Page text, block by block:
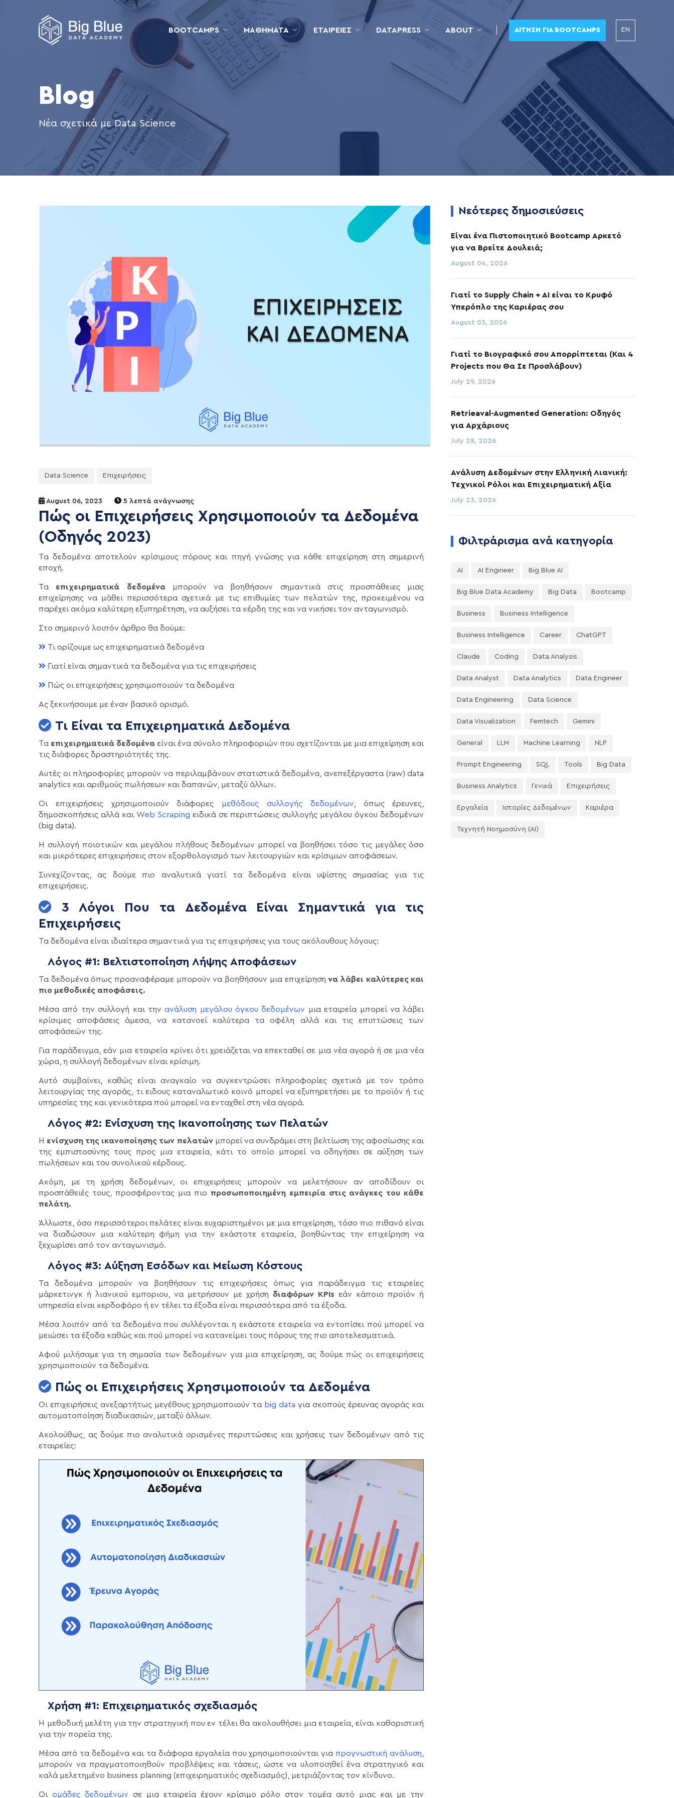
BOOTCAMPS ΜΑΘΉΜΑΤΑ ΕΤΑΙΡΕΊΕΣ DATAPRESS ABOUT ΑΊΤΗΣΗ ΓΙΑ BOOTCAMPS EN
Blog
Νέα σχετικά με Data Science
Data Science Επιχειρήσεις
August 06, 2023 5 λεπτά ανάγνωσης
Πώς οι Επιχειρήσεις Χρησιμοποιούν τα Δεδομένα
(Οδηγός 2023)
Τα δεδομένα αποτελούν κρίσιμους πόρους και πηγή γνώσης για κάθε επιχείρηση στη σημερινή
εποχή.
Τα επιχειρηματικά δεδομέναμπορούν να βοηθήσουν σημαντικά στις προσπάθειες μιας
επιχείρησης να μάθει περισσότερα σχετικά με τις επιθυμίες των πελατών της, προκειμένου να
παρέχει ακόμα καλύτερη εξυπηρέτηση, να αυξήσει τα κέρδη της και να νικήσει τον ανταγωνισμό.
Στο σημερινό λοιπόν άρθρο θα δούμε:
Τι ορίζουμε ως επιχειρηματικά δεδομένα
Γιατί είναι σημαντικά τα δεδομένα για τις επιχειρήσεις
Πώς οι επιχειρήσεις χρησιμοποιούν τα δεδομένα
Ας ξεκινήσουμε με έναν βασικό ορισμό.
Τι Είναι τα Επιχειρηματικά Δεδομένα
Τα επιχειρηματικά δεδομένα είναι ένα σύνολο πληροφοριών που σχετίζονται με μια επιχείρηση και
τις διάφορες δραστηριότητές της.
Αυτές οι πληροφορίες μπορούν να περιλαμβάνουν στατιστικά δεδομένα, ανεπεξέργαστα (raw) data
analytics και αριθμούς πωλήσεων και δαπανών, μεταξύ άλλων.
Οι επιχειρήσεις χρησιμοποιούν διάφορες μεθόδους συλλογής δεδομένων, όπως έρευνες,
δημοσκοπήσεις αλλά και Web Scraping ειδικά σε περιπτώσεις συλλογής μεγάλου όγκου δεδομένων
(big data).
Η συλλογή ποιοτικών και μεγάλου πλήθους δεδομένων μπορεί να βοηθήσει τόσο τις μεγάλες όσο
και μικρότερες επιχειρήσεις στον εξορθολογισμό των λειτουργιών και κρίσιμων αποφάσεων.
Συνεχίζοντας, ας δούμε πιο αναλυτικά γιατί τα δεδομένα είναι υψίστης σημασίας για τις
επιχειρήσεις.
3 Λόγοι Που τα Δεδομένα Είναι Σημαντικά για τις
Επιχειρήσεις
Τα δεδομένα είναι ιδιαίτερα σημαντικά για τις επιχειρήσεις για τους ακόλουθους λόγους:
Λόγος #1: Βελτιστοποίηση Λήψης Αποφάσεων
Τα δεδομένα όπως προαναφέραμε μπορούν να βοηθήσουν μια επιχείρησηνα λάβει καλύτερες και
πιο μεθοδικές αποφάσεις.
Μέσα από την συλλογή και τηνανάλυση μεγάλου όγκου δεδομένων μια εταιρεία μπορεί να λάβει
κρίσιμες αποφάσεις άμεσα, να κατανοεί καλύτερα τα οφέλη αλλά και τις επιπτώσεις των
αποφάσεών της.
Για παράδειγμα, εάν μια εταιρεία κρίνει ότι χρειάζεται να επεκταθεί σε μια νέα αγορά ή σε μια νέα
χώρα, η συλλογή δεδομένων είναι κρίσιμη.
Αυτό συμβαίνει, καθώς είναι αναγκαίο να συγκεντρώσει πληροφορίες σχετικά με τον τρόπο
λειτουργίας της αγοράς, τι ειδους καταναλωτικό κοινό μπορεί να εξυπηρετήσει με το προϊόν ή τις
υπηρεσίες της και γενικότερα πού μπορεί να ενταχθεί στη νέα αγορά.
Λόγος #2: Ενίσχυση της Ικανοποίησης των Πελατών
Η ενίσχυση της ικανοποίησης των πελατώνμπορεί να συνδράμει στη βελτίωση της αφοσίωσης και
της εμπιστοσύνης τους προς μια εταιρεία, κάτι το οποίο μπορεί να οδηγήσει σε αύξηση των
πωλήσεων και του συνολικού κέρδους.
Ακόμη, με τη χρήση δεδομένων, οι επιχειρήσεις μπορούν να μελετήσουν αν αποδίδουν οι
προσπάθειές τους, προσφέροντας μια πιο προσωποποιημένη εμπειρία στις ανάγκες του κάθε
πελάτη.
Άλλωστε, όσο περισσότεροι πελάτες είναι ευχαριστημένοι με μια επιχείρηση, τόσο πιο πιθανό είναι
να διαδώσουν μια καλύτερη φήμη για την εκάστοτε εταιρεία, βοηθώντας την επιχείρηση να
ξεχωρίσει από τον ανταγωνισμό.
Λόγος #3: Αύξηση Εσόδων και Μείωση Κόστους
Τα δεδομένα μπορούν να βοηθήσουν τις επιχειρήσεις όπως για παράδειγμα τις εταιρείες
μάρκετινγκ ή λιανικού εμποριου, να μετρήσουν με χρήση διαφόρων KPIs εάν κάποιο προϊόν ή
υπηρεσία είναι κερδοφόρο ή εν τέλει τα έξοδα είναι περισσότερα από τα έξοδα.
Μέσα λοιπόν από τα δεδομένα που συλλέγονται η εκάστοτε εταιρεία να εντοπίσει πού μπορεί να
μειώσει τα έξοδα καθώς και πού μπορεί να κατανείμει τους πόρους της πιο αποτελεσματικά.
Αφού μιλήσαμε για τη σημασία των δεδομένων για μια επιχείρηση, ας δούμε πώς οι επιχειρήσεις
χρησιμοποιούν τα δεδομένα.
Πώς οι Επιχειρήσεις Χρησιμοποιούν τα Δεδομένα
Οι επιχειρήσεις ανεξαρτήτως μεγέθους χρησιμοποιούν τα big data για σκοπούς έρευνας αγοράς και
αυτοματοποίηση διαδικασιών, μεταξύ άλλων.
Ακολούθως, ας δούμε πιο αναλυτικά ορισμένες περιπτώσεις και χρήσεις των δεδομένων από τις
εταιρείες:
Χρήση #1: Επιχειρηματικός σχεδιασμός
Η μεθοδική μελέτη για την στρατηγική που εν τέλει θα ακολουθήσει μια εταιρεία, είναι καθοριστική
για την πορεία της.
Μέσα από τα δεδομένα και τα διάφορα εργαλεία που χρησιμοποιούνται για προγνωστική ανάλυση,
μπορούν να πραγματοποιηθούν προβλέψεις και τάσεις, ώστε να υλοποιηθεί ένα στρατηγικό και
καλά μελετημένο business planning (επιχειρηματικός σχεδιασμός), μετριάζοντας τον κίνδυνο.
Οιομάδες δεδομένων σε μια εταιρεία έχουν κρίσιμο ρόλο στον τομέα αυτό μιας και με την
Νεότερες δημοσιεύσεις
Είναι ένα Πιστοποιητικό Bootcamp Αρκετό
για να Βρείτε Δουλειά;
August 04, 2026
Γιατί το Supply Chain + AI είναι το Κρυφό
Υπερόπλο της Καριέρας σου
August 03, 2026
Γιατί το Βιογραφικό σου Απορρίπτεται (Και 4
Projects που Θα Σε Προσλάβουν)
July 29, 2026
Retrieaval-Augmented Generation: Οδηγός
για Αρχάριους
July 28, 2026
Ανάλυση Δεδομένων στην Ελληνική Λιανική:
Τεχνικοί Ρόλοι και Επιχειρηματική Αξία
July 23, 2026
Φιλτράρισμα ανά κατηγορία
AI AI Engineer Big Blue AI
Big Blue Data Academy Big Data Bootcamp
Business Business Intelligence
Business Intelligence Career ChatGPT
Claude Coding Data Analysis
Data Analyst Data Analytics Data Engineer
Data Engineering Data Science
Data Visualization Femtech Gemini
General LLM Machine Learning NLP
Prompt Engineering SQL Tools Big Data
Business Analytics Γενικά Επιχειρήσεις
Εργαλεία Ιστορίες Δεδομένων Καριέρα
Τεχνητή Νοημοσύνη (AI)